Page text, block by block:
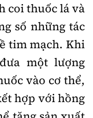
coi thuốc lá và
số những tác
tim mạch. Khi
một lượng
vào cơ thể,
hợp với hồng